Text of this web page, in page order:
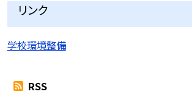
リンク
学校環境整備
RSS